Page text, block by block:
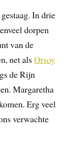
In drie
dorpen
van de
net alsOrsoy
de Rijn
Margaretha
Erg veel
verwachte